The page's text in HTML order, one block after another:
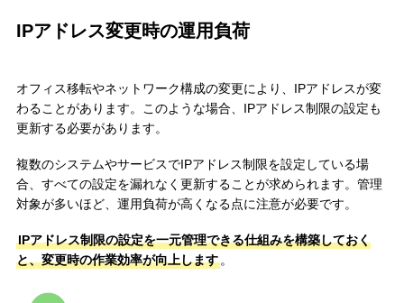
IPアドレス変更時の運用負荷
オフィス移転やネットワーク構成の変更により、IPアドレスが変
わることがあります。このような場合、IPアドレス制限の設定も
更新する必要があります。
複数のシステムやサービスでIPアドレス制限を設定している場
合、すべての設定を漏れなく更新することが求められます。管理
対象が多いほど、運用負荷が高くなる点に注意が必要です。
IPアドレス制限の設定を一元管理できる仕組みを構築しておく
と、変更時の作業効率が向上します。